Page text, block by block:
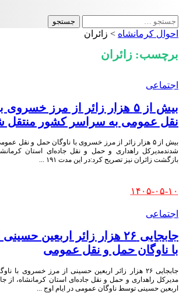
جستجو
برای:
احوال کرمانشاه > زائران
برچسب: زائران
اجتماعی
بیش از ۵ هزار زائر از مرز
نقل عمومی به سراسر کشور منتقل
بیش از ۵ هزار زائر از مرز خسروی با ناوگان حمل‌ و نقل
شدندمدیرکل راهداری و حمل‌ و نقل جاده‌ای استان
بازگشت زائران نیز تصریح کرد:در این مدت ۱۹۱
...
by
۱۴۰۵-۰۵-۱۰
اجتماعی
جابجایی ۲۶ هزار زائر اربعین
با ناوگان حمل‌ و نقل عمومی
جابجایی ۲۶ هزار زائر اربعین حسینی از مرز خسروی
اربعین حسینی توسط ناوگان عمومی در ایام اوج